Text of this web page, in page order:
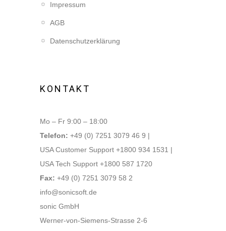
Impressum
AGB
Datenschutzerklärung
KONTAKT
Mo – Fr 9:00 – 18:00
Telefon: +49 (0) 7251 3079 46 9 |
USA Customer Support +1800 934 1531 |
USA Tech Support +1800 587 1720
Fax: +49 (0) 7251 3079 58 2
info@sonicsoft.de
sonic GmbH
Werner-von-Siemens-Strasse 2-6